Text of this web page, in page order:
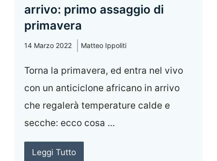
arrivo: primo assaggio di
primavera
14 Marzo 2022 Matteo Ippoliti
Torna la primavera, ed entra nel vivo
con un anticiclone africano in arrivo
che regalerà temperature calde e
secche: ecco cosa ...
Leggi Tutto